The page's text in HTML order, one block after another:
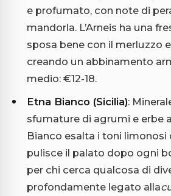
e profumato, con note di
mandorla. L’Arneis ha una
sposa bene con il merluzzo
creando un abbinamento
medio: €12-18.
Etna Bianco (Sicilia):
sfumature di agrumi e erbe
Bianco esalta i toni limonosi
pulisce il palato dopo ogni
per chi cerca qualcosa di
profondamente legato alla